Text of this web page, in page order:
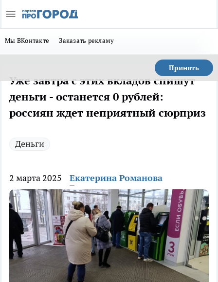
Мы ВКонтакте Заказать рекламу
Принять
Уже завтра с этих вкладов спишут
деньги - останется 0 рублей:
россиян ждет неприятный сюрприз
Деньги
2 марта 2025 Екатерина Романова